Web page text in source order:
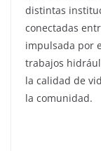
distintas
conectadas
impulsada por
trabajos
la calidad de
la comunidad.